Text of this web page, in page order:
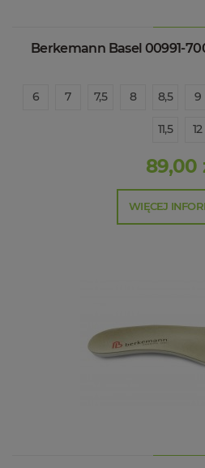
Berkemann Basel 00991-
6 7 7,5 8 8,5 9
11,5 12
89,00
WIĘCEJ